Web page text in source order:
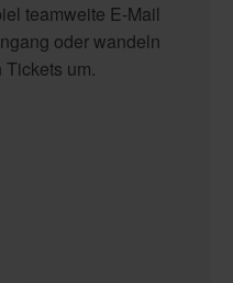
teamweite E-Mail
oder wandeln
um.